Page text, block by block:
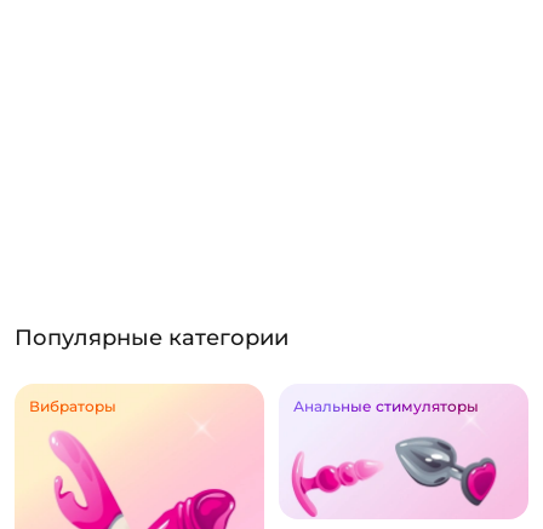
Популярные категории
Вибраторы Анальные стимуляторы